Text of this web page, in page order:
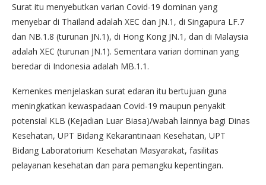
Surat itu menyebutkan varian Covid-19 dominan yang
menyebar di Thailand adalah XEC dan JN.1, di Singapura LF.7
dan NB.1.8 (turunan JN.1), di Hong Kong JN.1, dan di Malaysia
adalah XEC (turunan JN.1). Sementara varian dominan yang
beredar di Indonesia adalah MB.1.1.
Kemenkes menjelaskan surat edaran itu bertujuan guna
meningkatkan kewaspadaan Covid-19 maupun penyakit
potensial KLB (Kejadian Luar Biasa)/wabah lainnya bagi Dinas
Kesehatan, UPT Bidang Kekarantinaan Kesehatan, UPT
Bidang Laboratorium Kesehatan Masyarakat, fasilitas
pelayanan kesehatan dan para pemangku kepentingan.